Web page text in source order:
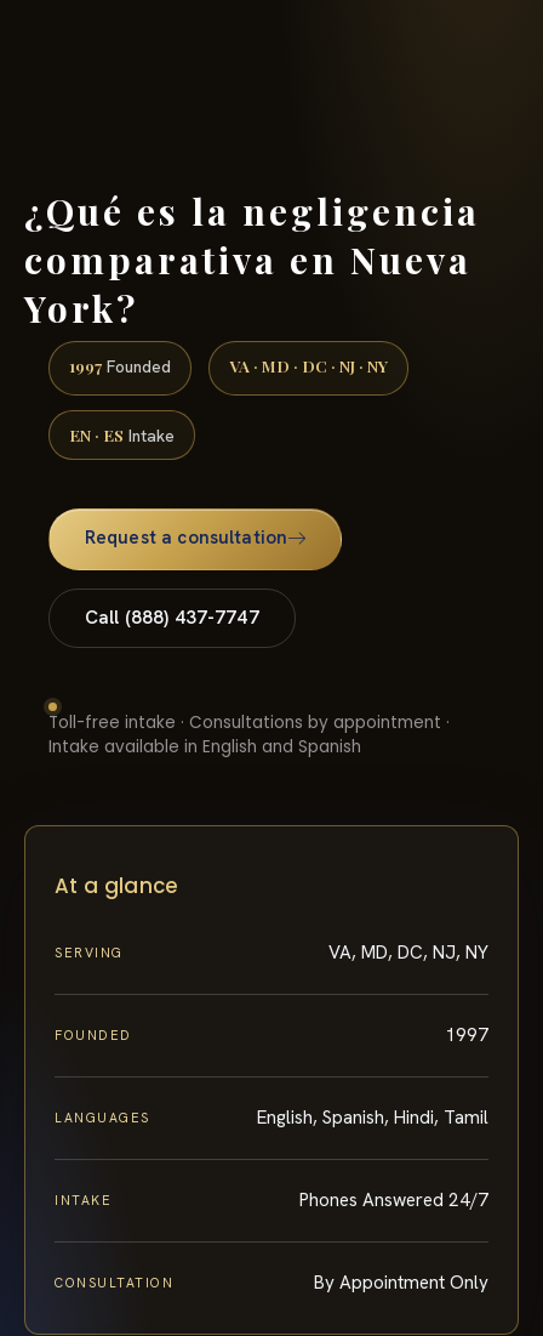
¿Qué es la negligencia
comparativa en Nueva
York?
1997 Founded VA · MD · DC · NJ · NY
EN · ES Intake
Request a consultation
Call (888) 437-7747
Toll-free intake · Consultations by appointment ·
Intake available in English and Spanish
At a glance
SERVING VA, MD, DC, NJ, NY
FOUNDED 1997
LANGUAGES English, Spanish, Hindi, Tamil
INTAKE Phones Answered 24/7
CONSULTATION By Appointment Only